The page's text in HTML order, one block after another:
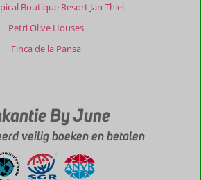
Boutique Resort Jan Thiel
Petri Olive Houses
Finca de la Pansa
By June
veilig boeken en betalen